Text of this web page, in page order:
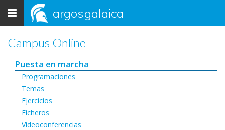
Toggle
navigation
argosgalaica
Campus Online
Puesta en marcha
Programaciones
Temas
Ejercicios
Ficheros
Videoconferencias